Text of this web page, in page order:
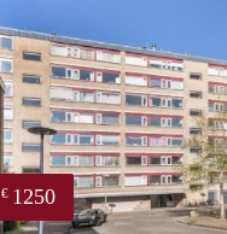
€ 1250